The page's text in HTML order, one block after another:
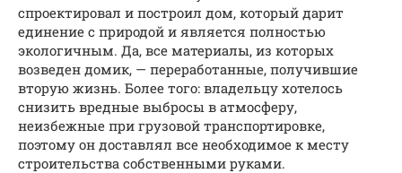
спроектировал и построил дом, который дарит
единение с природой и является полностью
экологичным. Да, все материалы, из которых
возведен домик, — переработанные, получившие
вторую жизнь. Более того: владельцу хотелось
снизить вредные выбросы в атмосферу,
неизбежные при грузовой транспортировке,
поэтому он доставлял все необходимое к месту
строительства собственными руками.